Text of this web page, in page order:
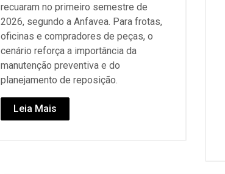
recuaram no primeiro semestre de
2026, segundo a Anfavea. Para frotas,
oficinas e compradores de peças, o
cenário reforça a importância da
manutenção preventiva e do
planejamento de reposição.
Leia Mais